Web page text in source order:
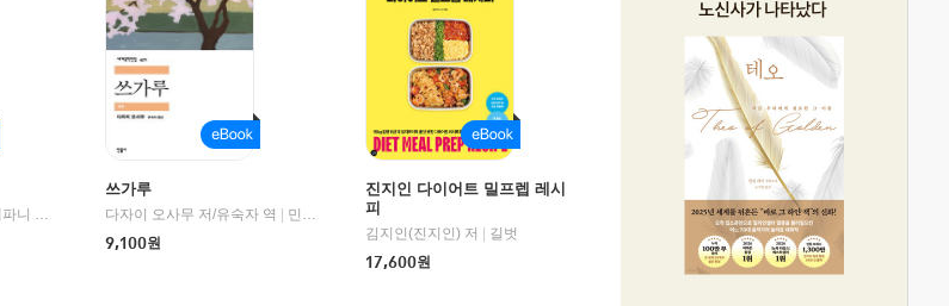
제이미 러시,톰 올릭,스테파니 플랜더스 편저/임경은 역/박정호 감수 |
교보문고
쓰가루
다자이 오사무 저/유숙자 역
민음사
9,100원
진지인 다이어트 밀프렙 레시
피
김지인(진지인) 저
길벗
17,600원